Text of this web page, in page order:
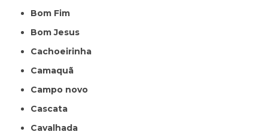
Bom Fim
Bom Jesus
Cachoeirinha
Camaquã
Campo novo
Cascata
Cavalhada